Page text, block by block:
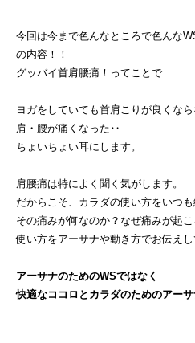
今回は今まで色んなところで色んな
の内容！！
グッバイ首肩腰痛！ってことで
ヨガをしていても首肩こりが良くな
肩・腰が痛くなった‥
ちょいちょい耳にします。
肩腰痛は特によく聞く気がします。
だからこそ、カラダの使い方をいつ
その痛みが何なのか？なぜ痛みが起
使い方をアーサナや動き方でお伝えし
アーサナのためのWSではなく
快適なココロとカラダのためのアーサ